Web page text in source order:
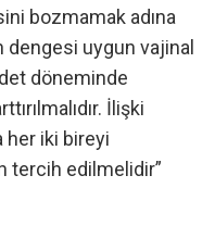
bozmamak adına
dengesi uygun vajinal
döneminde
İlişki
her iki bireyi
tercih edilmelidir”